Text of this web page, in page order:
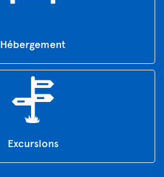
Hébergement
Excursions